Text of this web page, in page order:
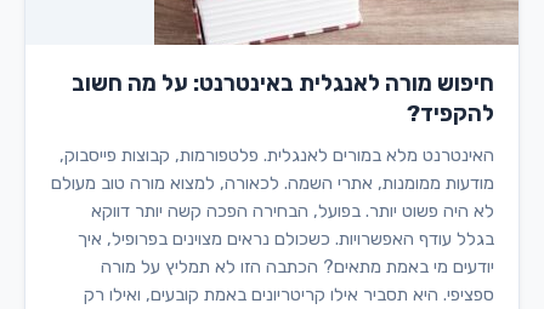
חיפוש מורה לאנגלית באינטרנט: על מה חשוב
להקפיד?
האינטרנט מלא במורים לאנגלית. פלטפורמות, קבוצות פייסבוק,
מודעות ממומנות, אתרי השמה. לכאורה, למצוא מורה טוב מעולם
לא היה פשוט יותר. בפועל, הבחירה הפכה קשה יותר דווקא
בגלל עודף האפשרויות. כשכולם נראים מצוינים בפרופיל, איך
יודעים מי באמת מתאים? הכתבה הזו לא תמליץ על מורה
ספציפי. היא תסביר אילו קריטריונים באמת קובעים, ואילו רק